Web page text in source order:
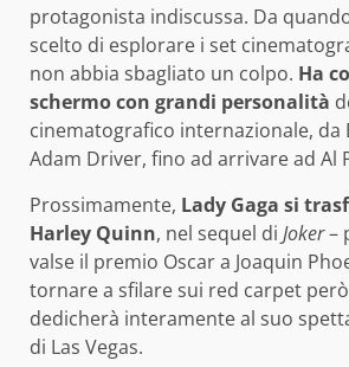
protagonista indiscussa. Da
scelto di esplorare i set
non abbia sbagliato un colpo. Ha
schermo con grandi personalità
cinematografico internazionale, da
Adam Driver, fino ad arrivare ad Al
Prossimamente, Lady Gaga si
Harley Quinn, nel sequel di Joker–
valse il premio Oscar a Joaquin
tornare a sfilare sui red carpet
dedicherà interamente al suo
di Las Vegas.